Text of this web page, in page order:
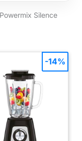
Silence
-14%